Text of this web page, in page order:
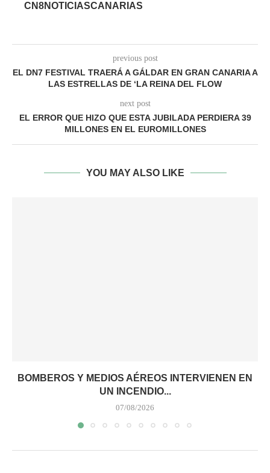
CN8NOTICIASCANARIAS
previous post
EL DN7 FESTIVAL TRAERÁ A GÁLDAR EN GRAN CANARIA A
LAS ESTRELLAS DE ‘LA REINA DEL FLOW
next post
EL ERROR QUE HIZO QUE ESTA JUBILADA PERDIERA 39
MILLONES EN EL EUROMILLONES
YOU MAY ALSO LIKE
BOMBEROS Y MEDIOS AÉREOS INTERVIENEN EN
UN INCENDIO...
07/08/2026